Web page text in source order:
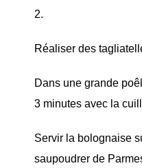
2.
Réaliser des
Dans une grande
3 minutes avec la
Servir la bolognaise
saupoudrer de